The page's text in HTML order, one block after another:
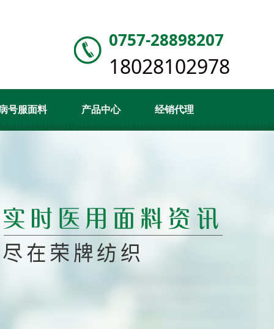
0757-28898207
18028102978
号服面料 产品中心 经销代理